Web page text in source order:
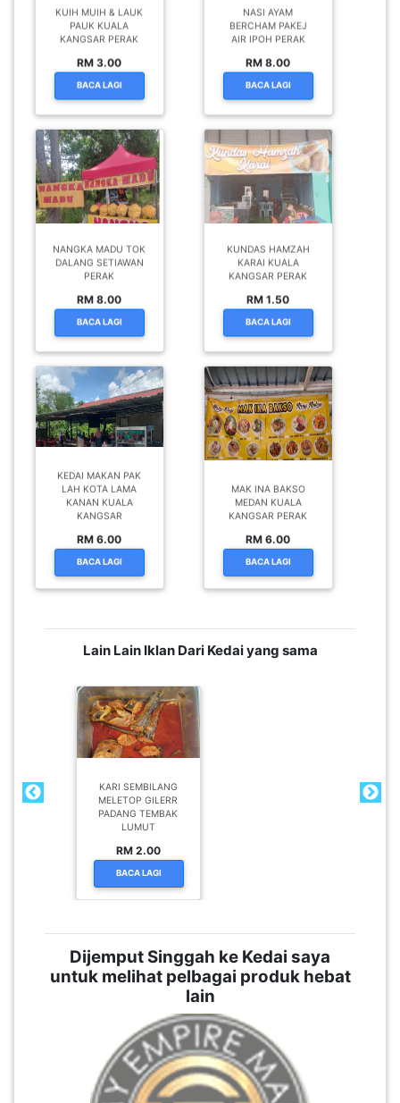
KUIH MUIH & LAUK
PAUK KUALA
KANGSAR PERAK
RM 3.00
BACA LAGI
NASI AYAM
BERCHAM PAKEJ
AIR IPOH PERAK
RM 8.00
BACA LAGI
NANGKA MADU TOK
DALANG SETIAWAN
PERAK
RM 8.00
BACA LAGI
KUNDAS HAMZAH
KARAI KUALA
KANGSAR PERAK
RM 1.50
BACA LAGI
KEDAI MAKAN PAK
LAH KOTA LAMA
KANAN KUALA
KANGSAR
RM 6.00
BACA LAGI
MAK INA BAKSO
MEDAN KUALA
KANGSAR PERAK
RM 6.00
BACA LAGI
Lain Lain Iklan Dari Kedai yang sama
KARI SEMBILANG
MELETOP GILERR
PADANG TEMBAK
LUMUT
RM 2.00
BACA LAGI
Dijemput Singgah ke Kedai saya
untuk melihat pelbagai produk hebat
lain